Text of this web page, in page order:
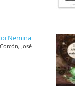
Nemiña
José